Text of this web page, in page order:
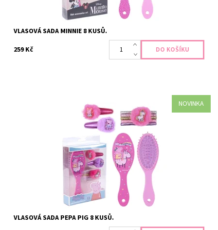
VLASOVÁ SADA MINNIE 8 KUSŮ.
259 Kč
NOVINKA
Sada obsahuje 1x hřeben, 2x sponku do vlasů a 5x gumičky vše z
4188
VLASOVÁ SADA PEPA PIG 8 KUSŮ.